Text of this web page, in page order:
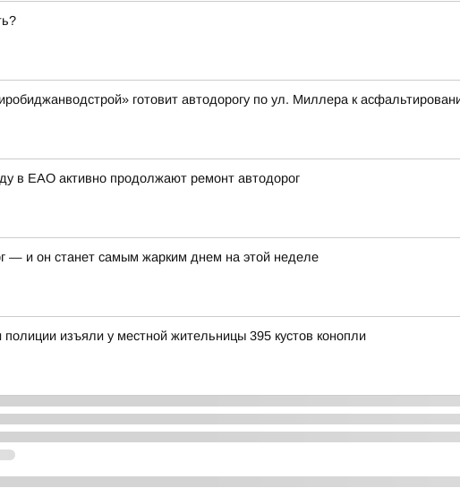
готовит автодорогу по ул. Миллера к
в ЕАО активно продолжают ремонт автодорог
— и он станет самым жарким днем на этой неделе
изъяли у местной жительницы 395 кустов конопли